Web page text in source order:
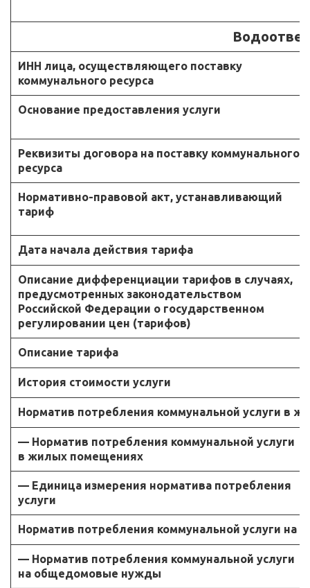
ИНН лица, осуществляющего поставку
коммунального ресурса
Основание предоставления услуги
Реквизиты договора на поставку коммунального
ресурса
Нормативно-правовой акт, устанавливающий
тариф
Дата начала действия тарифа
Описание дифференциации тарифов в случаях,
предусмотренных законодательством
Российской Федерации о государственном
регулировании цен (тарифов)
Описание тарифа
История стоимости услуги
Норматив потребления коммунальной услуги в
— Норматив потребления коммунальной услуги
в жилых помещениях
— Единица измерения норматива потребления
услуги
Норматив потребления коммунальной услуги
— Норматив потребления коммунальной услуги
на общедомовые нужды